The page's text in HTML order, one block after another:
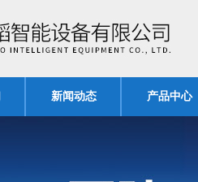
新闻动态 产品中心